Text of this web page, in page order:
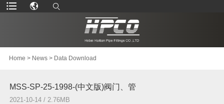
Home > News> Data Download
MSS-SP-25-1998-(中文版)阀门、管
2021-10-14 / 2.76MB